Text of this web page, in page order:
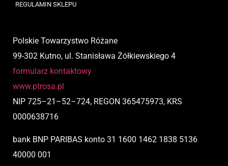
REGULAMIN SKLEPU
Polskie Towarzystwo Różane
99-302 Kutno, ul. Stanisława Żółkiewskiego 4
formularz kontaktowy
www.ptrosa.pl
NIP 725–21 –52–724, REGON 365475973, KRS
0000638716
bank BNP PARIBAS konto 31 1600 1462 1838 5136
40000 001